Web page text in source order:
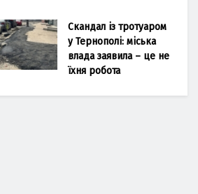
Скандал із тротуаром
у Тернополі: міська
влада заявила – це не
їхня робота